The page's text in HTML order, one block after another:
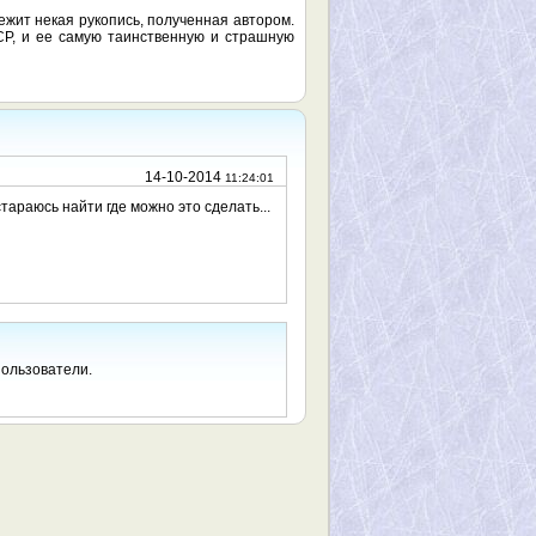
некая рукопись, полученная автором.
и ее самую таинственную и страшную
14-10-2014 11:24:01
найти где можно это сделать...